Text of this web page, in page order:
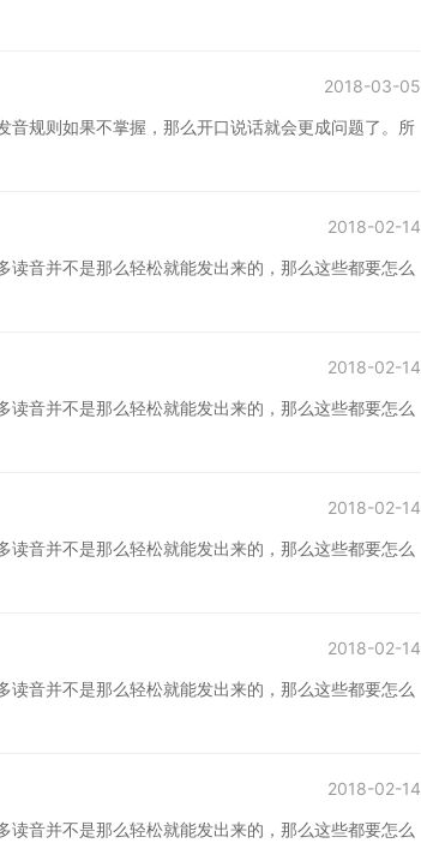
规则如果不掌握，那么开口说话就会更成问题了。所
2018-03-05
音并不是那么轻松就能发出来的，那么这些都要怎么
2018-02-14
音并不是那么轻松就能发出来的，那么这些都要怎么
2018-02-14
音并不是那么轻松就能发出来的，那么这些都要怎么
2018-02-14
音并不是那么轻松就能发出来的，那么这些都要怎么
2018-02-14
音并不是那么轻松就能发出来的，那么这些都要怎么
2018-02-14